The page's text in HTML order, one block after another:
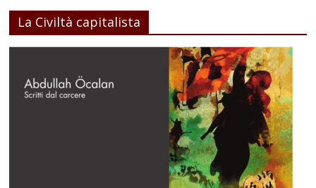
La Civiltà capitalista